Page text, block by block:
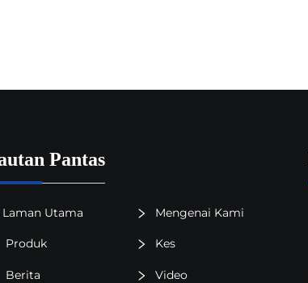
Pantas
Laman Utama Mengenai Kami
Produk Kes
Berita Video